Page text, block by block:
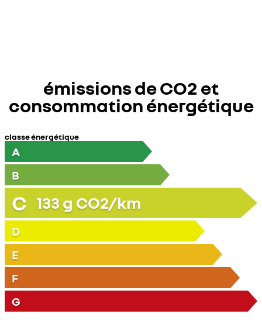
émissions de CO2 et
consommation énergétique
classe énergétique
A
B
C 133 g CO2/km
D
E
F
G